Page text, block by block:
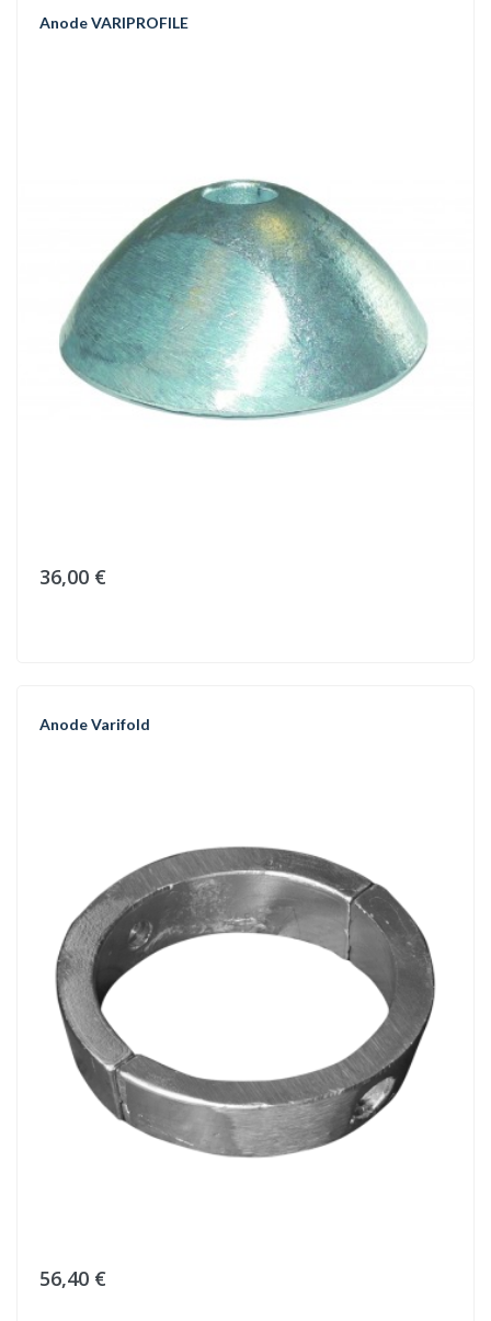
Anode VARIPROFILE
36,00 €
Anode Varifold
56,40 €